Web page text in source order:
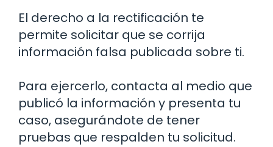
El derecho a la rectificación te
permite solicitar que se corrija
información falsa publicada sobre ti.
Para ejercerlo, contacta al medio que
publicó la información y presenta tu
caso, asegurándote de tener
pruebas que respalden tu solicitud.